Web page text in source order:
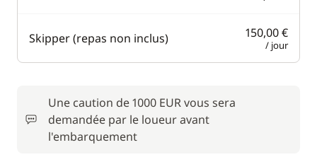
Skipper (repas non inclus) 150,00 €
/ jour
Une caution de 1000 EUR vous sera
demandée par le loueur avant
l'embarquement